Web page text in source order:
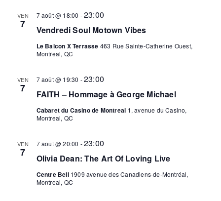
VEN
7 Vendredi Soul Motown Vibes
7 août @ 18:00 -23:00
Le Balcon X Terrasse 463 Rue Sainte-Catherine Ouest,
Montreal, QC
VEN
7 FAITH – Hommage à George Michael
7 août @ 19:30 -23:00
Cabaret du Casino de Montreal 1, avenue du Casino,
Montreal, QC
VEN
7 Olivia Dean: The Art Of Loving Live
7 août @ 20:00 -23:00
Centre Bell 1909 avenue des Canadiens-de-Montréal,
Montreal, QC